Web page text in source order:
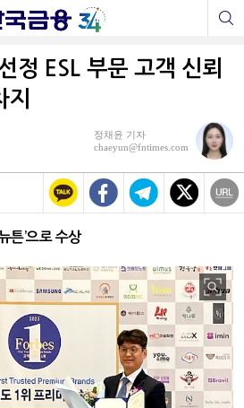
정 ESL 부문 고객 신뢰
정채윤 기자
chaeyun@fntimes.com
튼’으로 수상